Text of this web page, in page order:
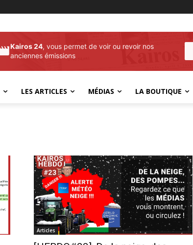
Kairos 24, vous permet de voir ou revoir nos
anciennes émissions
LES ARTICLES MÉDIAS LA BOUTIQUE
Articles